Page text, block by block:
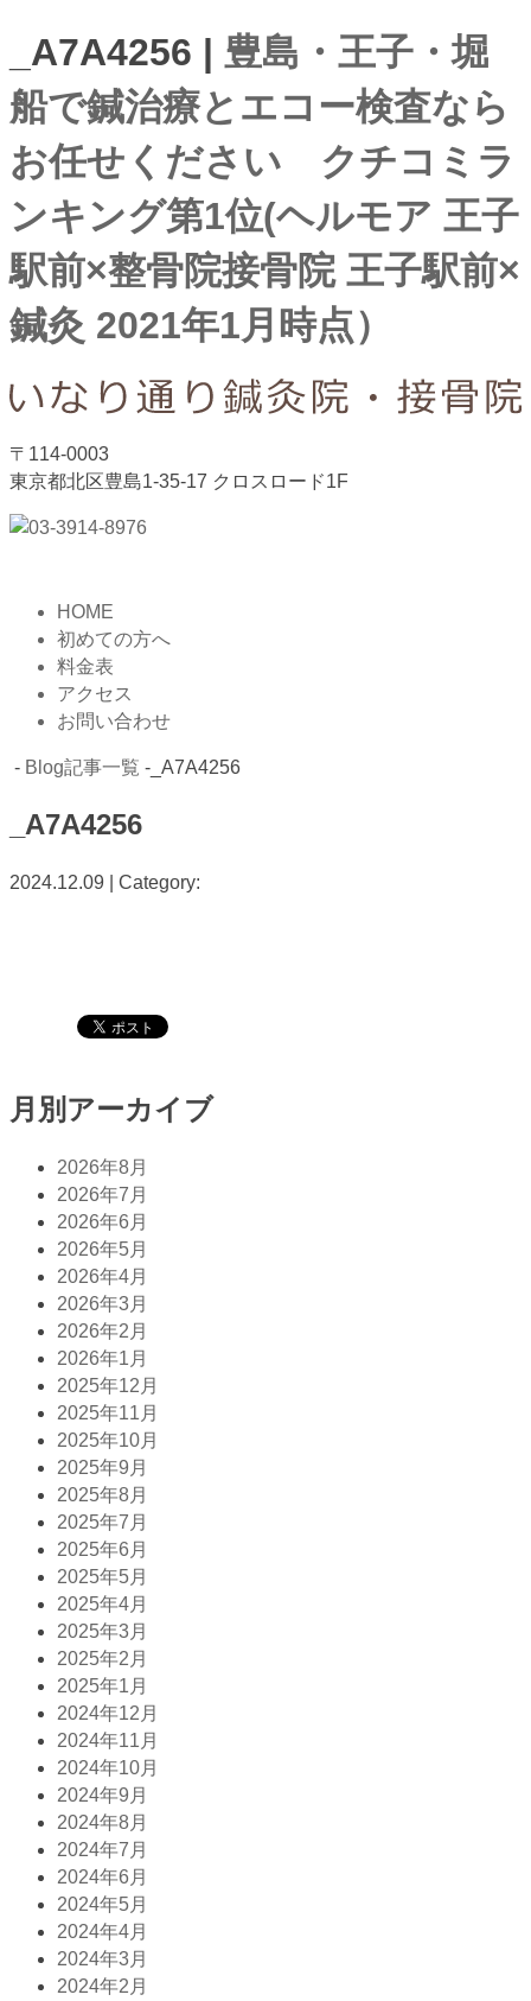
_A7A4256 | 豊島・王子・堀
船で鍼治療とエコー検査なら
お任せください クチコミラ
ンキング第1位(ヘルモア 王子
駅前×整骨院接骨院 王子駅前×
鍼灸 2021年1月時点）
〒114-0003
東京都北区豊島1-35-17 クロスロード1F
HOME
初めての方へ
料金表
アクセス
お問い合わせ
- Blog記事一覧 -_A7A4256
_A7A4256
2024.12.09 | Category:
月別アーカイブ
2026年8月
2026年7月
2026年6月
2026年5月
2026年4月
2026年3月
2026年2月
2026年1月
2025年12月
2025年11月
2025年10月
2025年9月
2025年8月
2025年7月
2025年6月
2025年5月
2025年4月
2025年3月
2025年2月
2025年1月
2024年12月
2024年11月
2024年10月
2024年9月
2024年8月
2024年7月
2024年6月
2024年5月
2024年4月
2024年3月
2024年2月